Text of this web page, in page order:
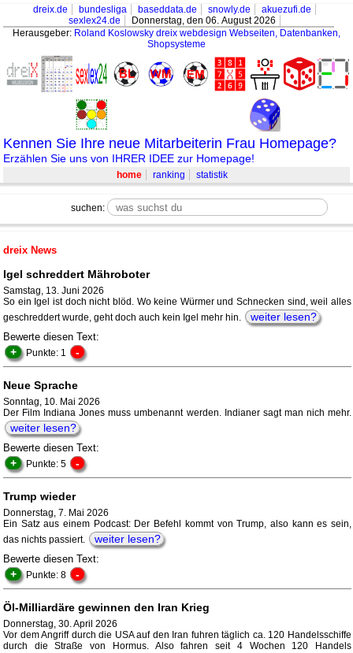
dreix.de bundesliga baseddata.de snowly.de
akuezufi.de
sexlex24.de
Donnerstag, den 06. August 2026
Herausgeber: Roland Koslowsky dreix webdesign Webseiten, Datenbanken,
Shopsysteme
Kennen Sie Ihre neue Mitarbeiterin Frau Homepage?
Erzählen Sie uns von IHRER IDEE zur Homepage!
home ranking statistik
suchen:
dreix News
Igel schreddert Mähroboter
Samstag, 13. Juni 2026
So ein Igel ist doch nicht blöd. Wo keine Würmer und Schnecken sind, weil alles
geschreddert wurde, geht doch auch kein Igel mehr hin.
weiter lesen?
Bewerte diesen Text:
+ Punkte: 1 -
Neue Sprache
Sonntag, 10. Mai 2026
Der Film Indiana Jones muss umbenannt werden. Indianer sagt man nich mehr.
weiter lesen?
Bewerte diesen Text:
+ Punkte: 5 -
Trump wieder
Donnerstag, 7. Mai 2026
Ein Satz aus einem Podcast: Der Befehl kommt von Trump, also kann es sein,
das nichts passiert.
weiter lesen?
Bewerte diesen Text:
+ Punkte: 8 -
Öl-Milliardäre gewinnen den Iran Krieg
Donnerstag, 30. April 2026
Vor dem Angriff durch die USA auf den Iran fuhren täglich ca. 120 Handelsschiffe
durch die Straße von Hormus. Also fahren seit 4 Wochen 120 Handels